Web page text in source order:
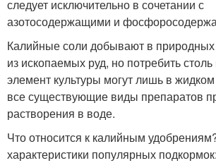
следует исключительно в сочетании с
азотосодержащими и
Калийные соли добывают в
из ископаемых руд, но потребить
элемент культуры могут лишь в
все существующие виды препаратов
растворения в воде.
Что относится к калийным
характеристики популярных подкормок: